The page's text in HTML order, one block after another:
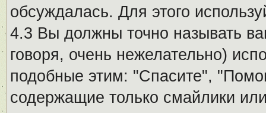
обсуждалась. Для этого
4.3 Вы должны точно называть
говоря, очень нежелательно)
подобные этим: "Спасите",
содержащие только смайлики